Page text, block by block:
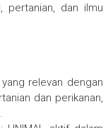
pertanian, dan ilmu
relevan dengan
dan perikanan,